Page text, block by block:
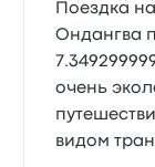
Поездка
Ондангва
очень
видом